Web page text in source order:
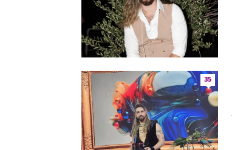
35